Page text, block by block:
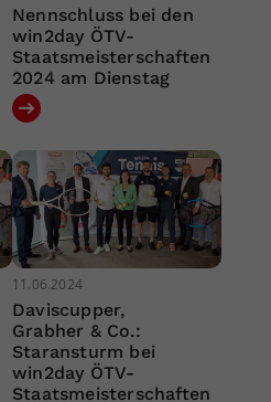
Nennschluss bei den
win2day ÖTV-
Staatsmeisterschaften
2024 am Dienstag
11.06.2024
Daviscupper,
Grabher & Co.:
Staransturm bei
win2day ÖTV-
Staatsmeisterschaften